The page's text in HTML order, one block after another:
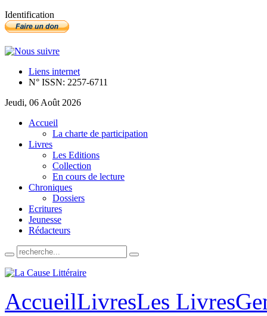
Identification
Liens internet
N° ISSN: 2257-6711
Jeudi, 06 Août 2026
Accueil
La charte de participation
Livres
Les Editions
Collection
En cours de lecture
Chroniques
Dossiers
Ecritures
Jeunesse
Rédacteurs
AccueilLivresLes Livres